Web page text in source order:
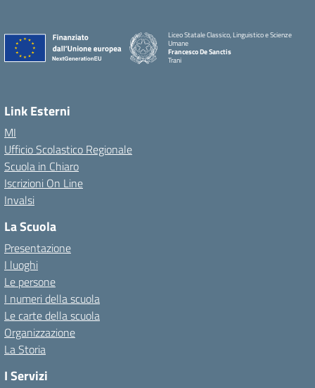
Liceo Statale Classico, Linguistico e Scienze
Umane
Francesco De Sanctis
Trani
Link Esterni
MI
Ufficio Scolastico Regionale
Scuola in Chiaro
Iscrizioni On Line
Invalsi
La Scuola
Presentazione
I luoghi
Le persone
I numeri della scuola
Le carte della scuola
Organizzazione
La Storia
I Servizi